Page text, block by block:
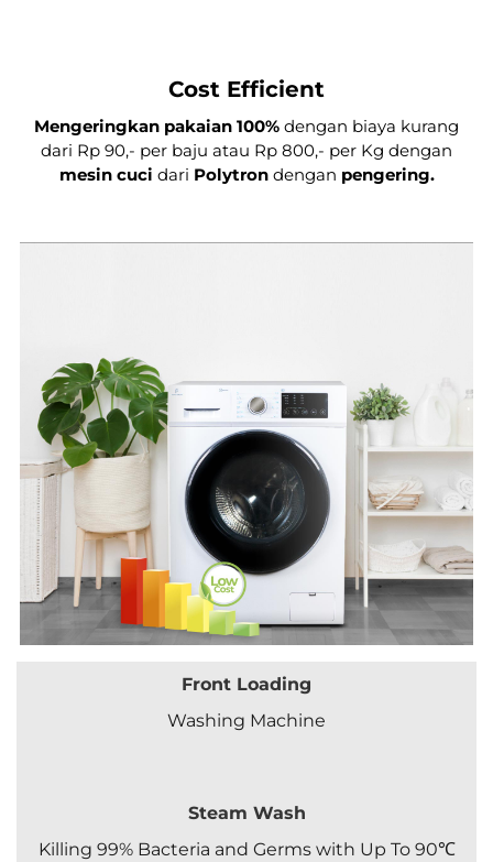
Cost Efficient
Mengeringkan pakaian 100% dengan biaya kurang
dari Rp 90,- per baju atau Rp 800,- per Kg dengan
mesin cuci dari Polytron dengan pengering.
Front Loading
Washing Machine
Steam Wash
Killing 99% Bacteria and Germs with Up To 90℃